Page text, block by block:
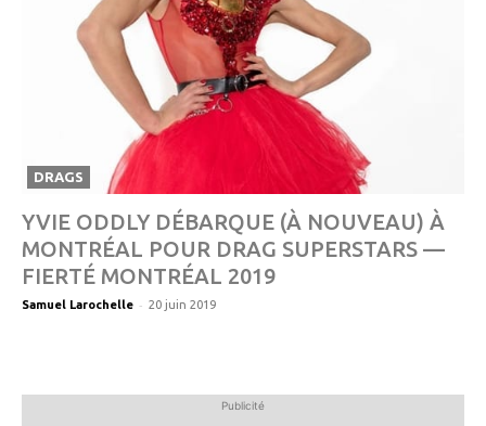
DRAGS
YVIE ODDLY DÉBARQUE (À NOUVEAU) À
MONTRÉAL POUR DRAG SUPERSTARS —
FIERTÉ MONTRÉAL 2019
Samuel Larochelle - 20 juin 2019
Publicité